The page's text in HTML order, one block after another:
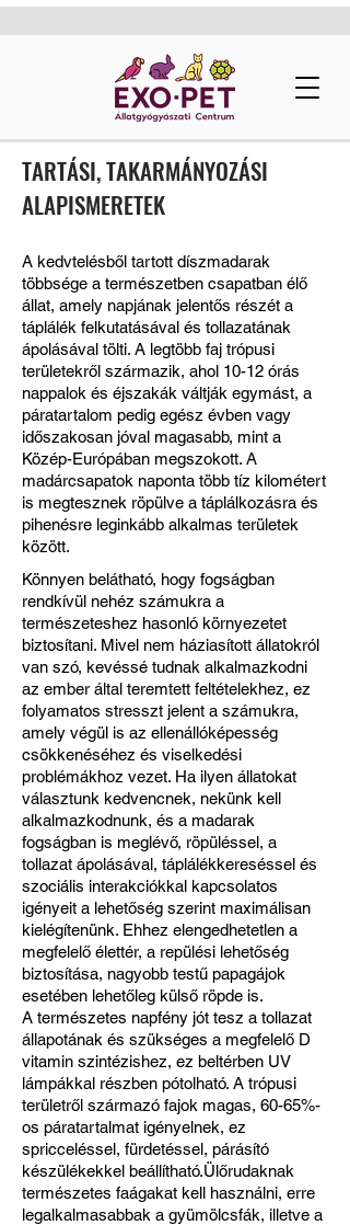
TARTÁSI, TAKARMÁNYOZÁSI
ALAPISMERETEK
A kedvtelésből tartott díszmadarak
többsége a természetben csapatban élő
állat, amely napjának jelentős részét a
táplálék felkutatásával és tollazatának
ápolásával tölti. A legtöbb faj trópusi
területekről származik, ahol 10-12 órás
nappalok és éjszakák váltják egymást, a
páratartalom pedig egész évben vagy
időszakosan jóval magasabb, mint a
Közép-Európában megszokott. A
madárcsapatok naponta több tíz kilométert
is megtesznek röpülve a táplálkozásra és
pihenésre leginkább alkalmas területek
között.
Könnyen belátható, hogy fogságban
rendkívül nehéz számukra a
természeteshez hasonló környezetet
biztosítani. Mivel nem háziasított állatokról
van szó, kevéssé tudnak alkalmazkodni
az ember által teremtett feltételekhez, ez
folyamatos stresszt jelent a számukra,
amely végül is az ellenállóképesség
csökkenéséhez és viselkedési
problémákhoz vezet. Ha ilyen állatokat
választunk kedvencnek, nekünk kell
alkalmazkodnunk, és a madarak
fogságban is meglévő, röpüléssel, a
tollazat ápolásával, táplálékkereséssel és
szociális interakciókkal kapcsolatos
igényeit a lehetőség szerint maximálisan
kielégítenünk. Ehhez elengedhetetlen a
megfelelő élettér, a repülési lehetőség
biztosítása, nagyobb testű papagájok
esetében lehetőleg külső röpde is.
A természetes napfény jót tesz a tollazat
állapotának és szükséges a megfelelő D
vitamin szintézishez, ez beltérben UV
lámpákkal részben pótolható. A trópusi
területről származó fajok magas, 60-65%-
os páratartalmat igényelnek, ez
spricceléssel, fürdetéssel, párásító
készülékekkel beállítható.Ülőrudaknak
természetes faágakat kell használni, erre
legalkalmasabbak a gyümölcsfák, illetve a